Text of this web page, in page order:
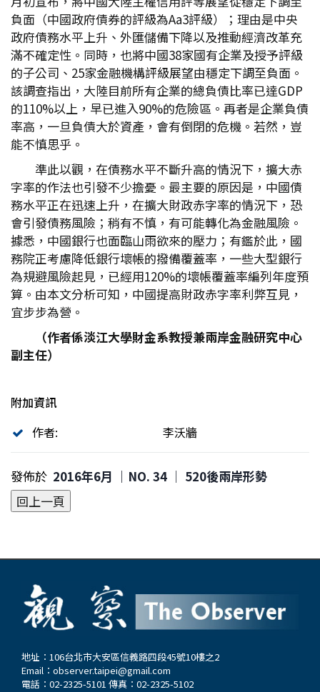
負面（中國政府債券的評級為Aa3評級）；理由是中央
政府債務水平上升、外匯儲備下降以及推動經濟改革充
滿不確定性。同時，也將中國38家國有企業及授予評級
的子公司、25家金融機構評級展望由穩定下調至負面。
該調查指出，大陸目前所有企業的總負債比率已達GDP
的110%以上，早已進入90%的危險區。再者是企業負債
率高，一旦負債大於資產，會有倒閉的危機。若然，豈
能不慎思乎。
準此以觀，在債務水平不斷升高的情況下，擴大赤
字率的作法也引發不少擔憂。最主要的原因是，中國債
務水平正在迅速上升，在擴大財政赤字率的情況下，恐
會引發債務風險；稍有不慎，有可能轉化為金融風險。
據悉，中國銀行也面臨山雨欲來的壓力；有鑑於此，國
務院正考慮降低銀行壞帳的撥備覆蓋率，一些大型銀行
為規避風險起見，已經用120%的壞帳覆蓋率編列年度預
算。由本文分析可知，中國提高財政赤字率利弊互見，
宜步步為營。
（作者係淡江大學財金系教授兼兩岸金融研究中心
副主任）
附加資訊
作者:
李沃牆
發佈於 2016年6月 ｜NO. 34 │ 520後兩岸形勢
地址：106台北市大安區信義路四段45號10樓之2
Email： observer.taipei@gmail.com
電話：02-2325-5101 傳真：02-2325-5102